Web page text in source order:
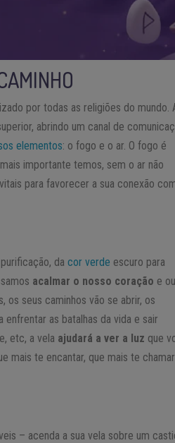
por todas as religiões do mundo.
abrindo um canal de
elementos: o fogo e o ar. O fogo é
importante temos, sem o ar não
para favorecer a sua conexão
dacor verde escuro para
acalmar o nosso coração e
os seus caminhos vão se abrir, os
as batalhas da vida e sair
etc, a vela ajudará a ver a luz que
mais te encantar, que mais te
– acenda a sua vela sobre um